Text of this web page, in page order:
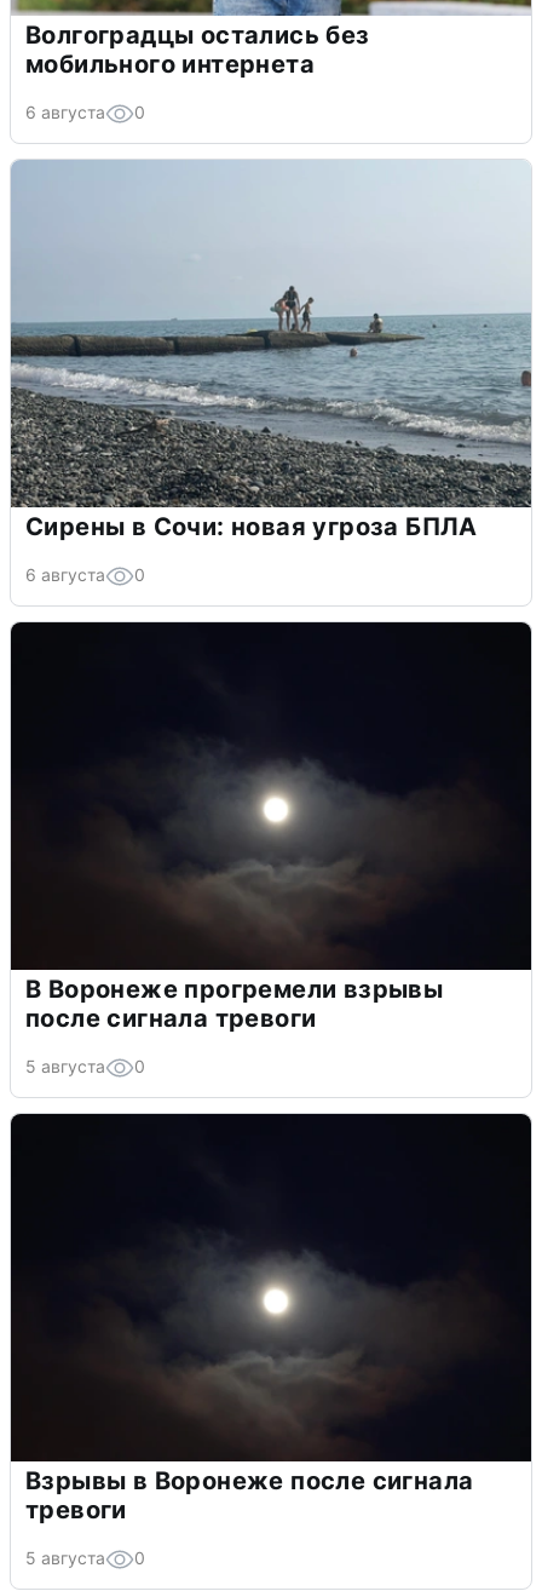
Волгоградцы остались без
мобильного интернета
6 августа 0
Сирены в Сочи: новая угроза БПЛА
6 августа 0
В Воронеже прогремели взрывы
после сигнала тревоги
5 августа 0
Взрывы в Воронеже после сигнала
тревоги
5 августа 0